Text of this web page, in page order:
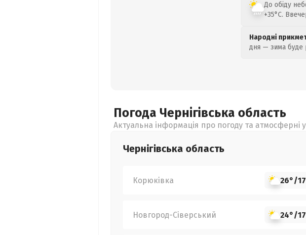
До обіду
+35°C.
Народні
дня — зима буде
Погода Чернігівська область
Актуальна інформація про погоду та атмосферні
Чернігівська область
Корюківка 26°/
Новгород-Сіверський 24°/